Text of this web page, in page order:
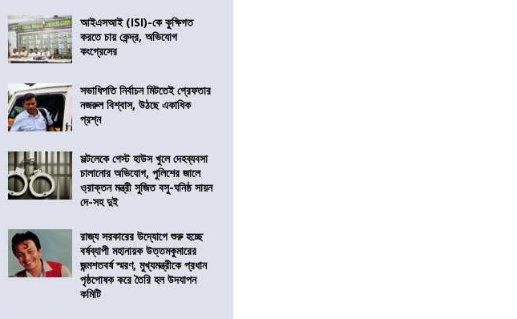
আইএসআই (ISI)-কে কুক্ষিগত
করতে চায় কেন্দ্র, অভিযোগ
কংগ্রেসের
সভাধিপতি নির্বাচন মিটতেই গ্রেফতার
নজরুল বিশ্বাস, উঠছে একাধিক
প্রশ্ন
সল্টলেকে গেস্ট হাউস খুলে দেহব্যবসা
চালানোর অভিযোগ, পুলিশের জালে
ও্রাক্তন মন্ত্রী সুজিত বসু-ঘনিষ্ঠ সায়ন
দে-সহ দুই
রাজ্য সরকারের উদ্যোগে শুরু হচ্ছে
বর্ষব্যাপী মহানায়ক উত্তমকুমারের
জন্মশতবর্ষ স্মরণ, মুখ্যমন্ত্রীকে প্রধান
পৃষ্ঠপোষক করে তৈরি হল উদযাপন
কমিটি